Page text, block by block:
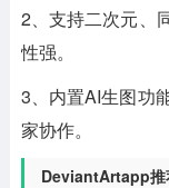
2、支持二次元、
性强。
3、内置AI生图功
家协作。
DeviantArtapp推